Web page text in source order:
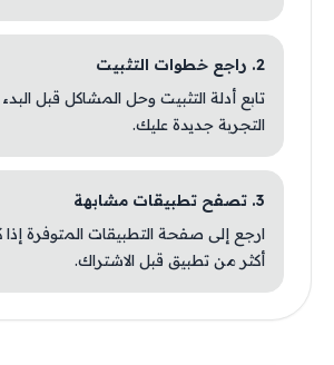
2. راجع خطوات التثبيت
تابع أدلة التثبيت وحل المشاكل قبل البدء
التجربة جديدة عليك.
3. تصفح تطبيقات مشابهة
ارجع إلى صفحة التطبيقات المتوفرة
أكثر من تطبيق قبل الاشتراك.